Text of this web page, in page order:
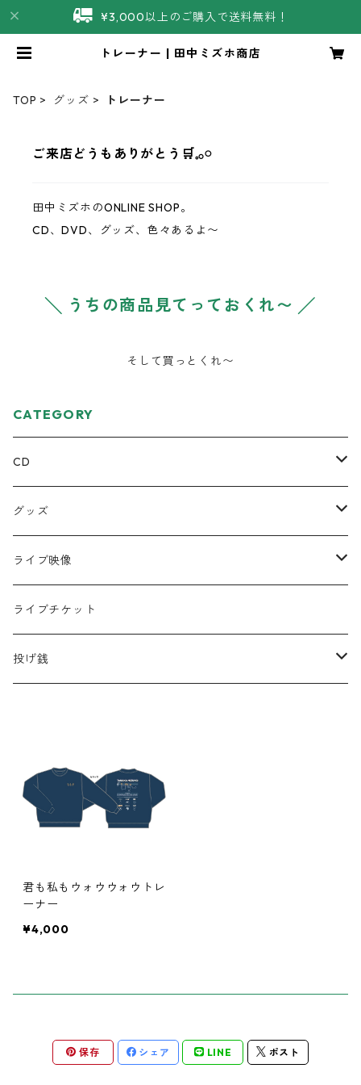
¥3,000以上のご購入で送料無料！
トレーナー | 田中ミズホ商店
TOP グッズ トレーナー
ご来店どうもありがとう‪‪🛒𓈒𓂂𓏸
田中ミズホのONLINE SHOP。
CD、DVD、グッズ、色々あるよ〜
╲ うちの商品見てっておくれ〜 ╱
そして買っとくれ〜
CATEGORY
CD
ミニアルバム
宅レコCD
フルアルバム
コラボCD
グッズ
Tシャツ
半袖
ロンT
絵本
キーホルダー
タオル
帽子
2025ミズフォーの日
セトリ色紙
ライブ映像
DVD
データ
ライブチケット
投げ銭
君も私もウォウウォウトレ
ーナー
¥4,000
保存 シェア LINE ポスト